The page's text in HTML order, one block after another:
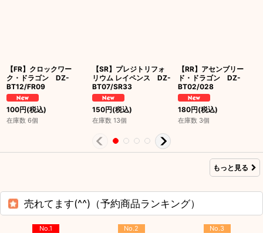
【FR】クロックワー
ク・ドラゴン DZ-
BT12/FR09
100円(税込)
在庫数 6個
【SR】プレジトリフォ
リウム レイペンス DZ-
BT07/SR33
150円(税込)
在庫数 13個
【RR】アセンブリー
ド・ドラゴン DZ-
BT02/028
180円(税込)
在庫数 3個
もっと見る
売れてます(^^)（予約商品ランキング）
No.1 No.2 No.3